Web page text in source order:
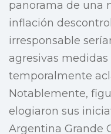
panorama de una
inflación
irresponsable
agresivas
temporalmente
Notablemente,
elogiaron sus
Argentina Grande